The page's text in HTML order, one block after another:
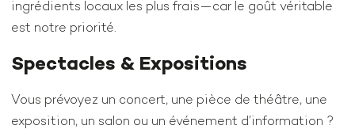
ingrédients locaux les plus frais—car le goût véritable
est notre priorité.
Spectacles & Expositions
Vous prévoyez un concert, une pièce de théâtre, une
exposition, un salon ou un événement d’information ?